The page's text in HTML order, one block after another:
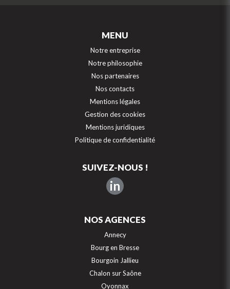
MENU
Notre entreprise
Notre philosophie
Nos partenaires
Nos contacts
Mentions légales
Gestion des cookies
Mentions juridiques
Politique de confidentialité
SUIVEZ-NOUS !
in
NOS AGENCES
Annecy
Bourg en Bresse
Bourgoin Jallieu
Chalon sur Saône
Oyonnax